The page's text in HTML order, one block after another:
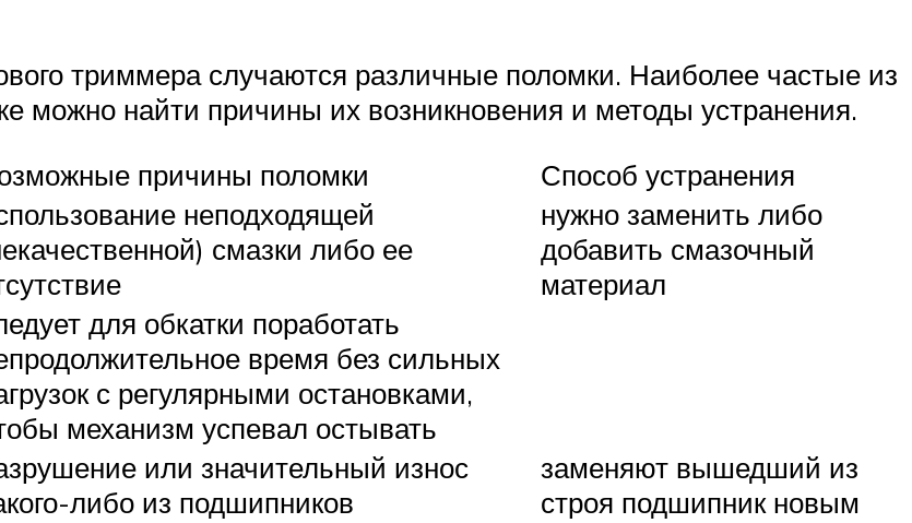
триммера случаются различные поломки. Наиболее частые из
можно найти причины их возникновения и методы устранения.
причины поломки Способ устранения
неподходящей
смазки либо ее
нужно заменить либо
добавить смазочный
материал
для обкатки поработать
время без сильных
с регулярными остановками,
механизм успевал остывать
или значительный износ
либо из подшипников
заменяют вышедший из
строя подшипник новым